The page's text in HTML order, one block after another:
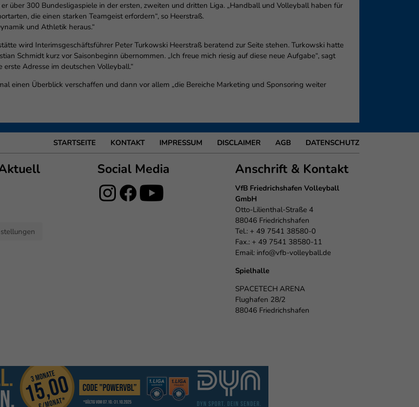
über 300 Bundesligaspiele in der ersten, zweiten und dritten Liga. „Handball und Volleyball haben für
die einen starken Teamgeist erfordern“, so Heerstraß.
und Athletik heraus.“
wird Interimsgeschäftsführer Peter Turkowski Heerstraß beratend zur Seite stehen. Turkowski hatte
Schmidt kurz vor Saisonbeginn übernommen. „Ich freue mich riesig auf diese neue Aufgabe“, sagt
Adresse im deutschen Volleyball.“
einen Überblick verschaffen und dann vor allem „die Bereiche Marketing und Sponsoring weiter
DATENSCHUTZ
AGB
DISCLAIMER
IMPRESSUM
KONTAKT
STARTSEITE
Social Media Anschrift & Kontakt
VfB Friedrichshafen Volleyball
GmbH
Otto-Lilienthal-Straße 4
88046 Friedrichshafen
Tel.: + 49 7541 38580-0
Fax.: + 49 7541 38580-11
Email: info@vfb-volleyball.de
Spielhalle
SPACETECH ARENA
Flughafen 28/2
88046 Friedrichshafen